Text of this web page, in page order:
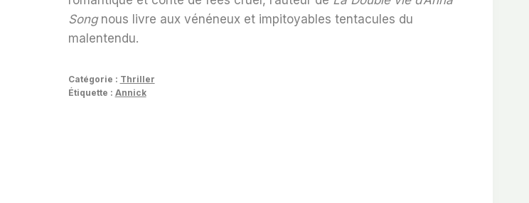
Song nous livre aux vénéneux et impitoyables tentacules du
malentendu.
Catégorie : Thriller
Étiquette : Annick